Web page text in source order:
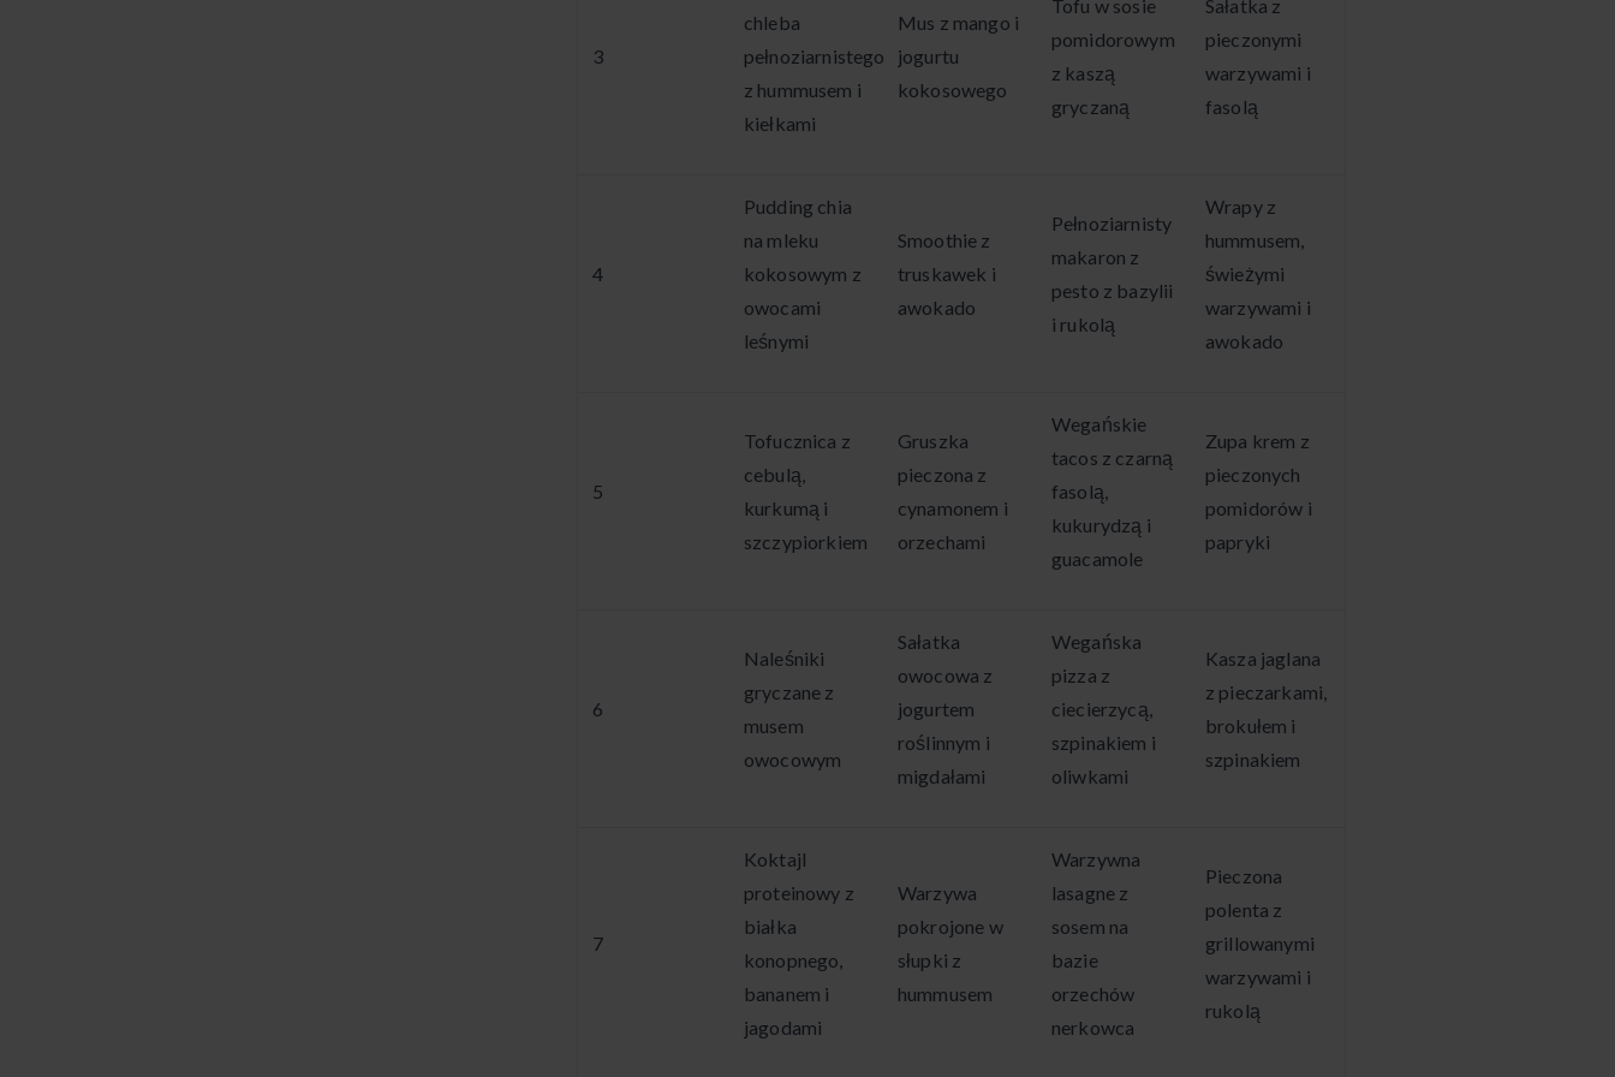
3
chleba
pełnoziarnistego
z hummusem i
kiełkami
Mus z mango i
jogurtu
kokosowego
Tofu w sosie
pomidorowym
z kaszą
gryczaną
Sałatka z
pieczonymi
warzywami i
fasolą
4
Pudding chia
na mleku
kokosowym z
owocami
leśnymi
Smoothie z
truskawek i
awokado
Pełnoziarnisty
makaron z
pesto z bazylii
i rukolą
Wrapy z
hummusem,
świeżymi
warzywami i
awokado
5
Tofucznica z
cebulą,
kurkumą i
szczypiorkiem
Gruszka
pieczona z
cynamonem i
orzechami
Wegańskie
tacos z czarną
fasolą,
kukurydzą i
guacamole
Zupa krem z
pieczonych
pomidorów i
papryki
6
Naleśniki
gryczane z
musem
owocowym
Sałatka
owocowa z
jogurtem
roślinnym i
migdałami
Wegańska
pizza z
ciecierzycą,
szpinakiem i
oliwkami
Kasza jaglana
z pieczarkami,
brokułem i
szpinakiem
7
Koktajl
proteinowy z
białka
konopnego,
bananem i
jagodami
Warzywa
pokrojone w
słupki z
hummusem
Warzywna
lasagne z
sosem na
bazie
orzechów
nerkowca
Pieczona
polenta z
grillowanymi
warzywami i
rukolą